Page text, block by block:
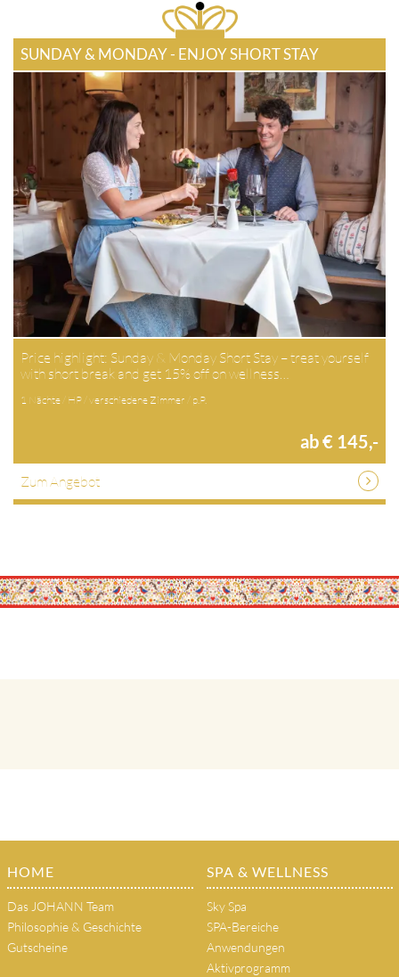
SUNDAY & MONDAY - ENJOY SHORT STAY
Price highlight: Sunday & Monday Short Stay – treat yourself
with short break and get 15% off on wellness…
1 Nächte / HP / verschiedene Zimmer / p.P.
ab € 145,-
Zum Angebot
HOME
Das JOHANN Team
Philosophie & Geschichte
Gutscheine
SPA & WELLNESS
Sky Spa
SPA-Bereiche
Anwendungen
Aktivprogramm